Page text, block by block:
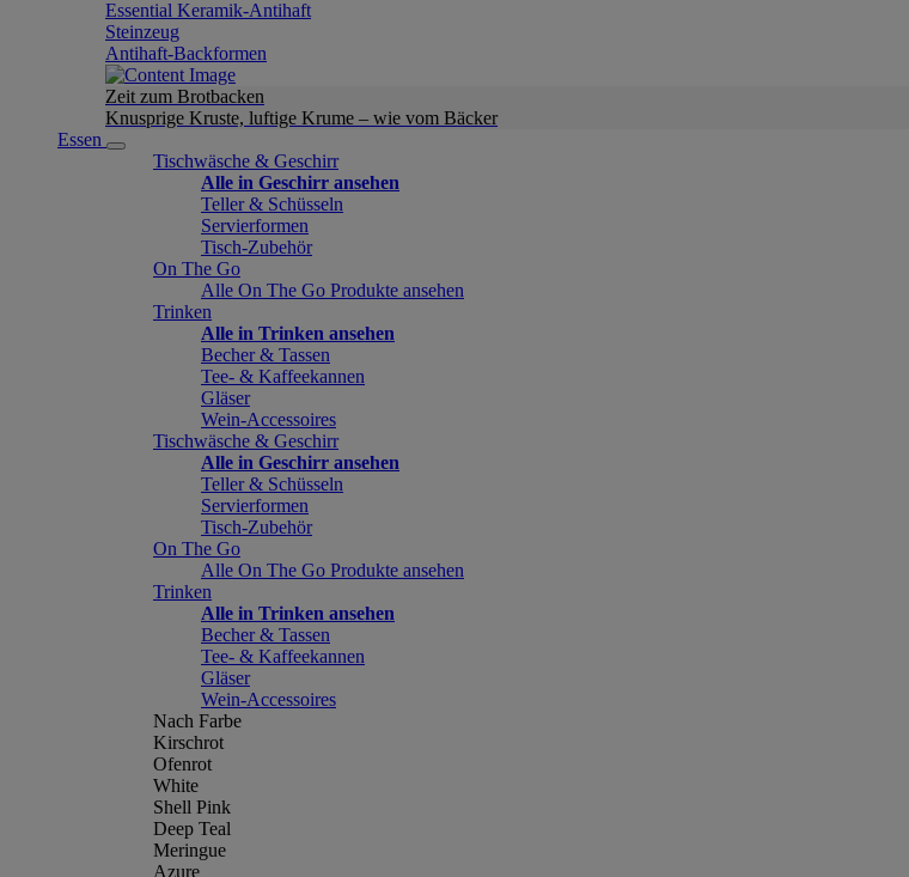
Essential Keramik-Antihaft
Steinzeug
Antihaft-Backformen
Zeit zum Brotbacken
Knusprige Kruste, luftige Krume – wie vom Bäcker
Essen
Tischwäsche & Geschirr
Alle in Geschirr ansehen
Teller & Schüsseln
Servierformen
Tisch-Zubehör
On The Go
Alle On The Go Produkte ansehen
Trinken
Alle in Trinken ansehen
Becher & Tassen
Tee- & Kaffeekannen
Gläser
Wein-Accessoires
Tischwäsche & Geschirr
Alle in Geschirr ansehen
Teller & Schüsseln
Servierformen
Tisch-Zubehör
On The Go
Alle On The Go Produkte ansehen
Trinken
Alle in Trinken ansehen
Becher & Tassen
Tee- & Kaffeekannen
Gläser
Wein-Accessoires
Nach Farbe
Kirschrot
Ofenrot
White
Shell Pink
Deep Teal
Meringue
Azure